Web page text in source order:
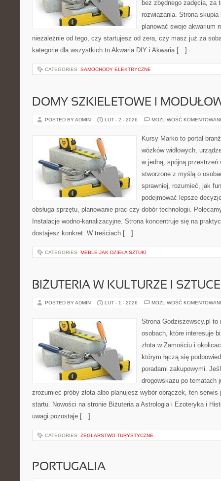
bez zbędnego zadęcia, za
rozwiązania. Strona
planować swoje akwarium
niezależnie od tego, czy startujesz od zera, czy masz już za
kategorie dla wszystkich to Akwaria DIY i Akwaria […]
CATEGORIES: SAMOCHODY ELEKTRYCZNE
DOMY SZKIELETOWE I
POSTED BY ADMIN LUT - 2 - 2026 MOŻLIWOŚĆ
Kursy Marko to portal
wózków widłowych,
w jedną, spójną przestrzeń
stworzone z myślą o
sprawniej, rozumieć, jak
podejmować lepsze
obsługa sprzętu, planowanie prac czy dobór technologii.
Instalacje wodno-kanalizacyjne. Strona koncentruje się na
dostajesz konkret. W treściach […]
CATEGORIES: MEBLE JAK DZIEŁA SZTUKI
BIŻUTERIA W KULTURZE I SZTUCE
POSTED BY ADMIN LUT - 1 - 2026 MOŻLIWOŚĆ
Strona Godziszewscy.pl
osobach, które interesuje
złota w Zamościu i
którym łączą się
poradami zakupowymi.
drogowskazu po tematach
zrozumieć próby złota albo planujesz wybór obrączek, ten
startu. Nowości na stronie Biżuteria a Astrologia i Ezoteryka i
uwagi pozostaje […]
CATEGORIES: ŻEGLARSTWO TURYSTYCZNE
PORTUGALIA